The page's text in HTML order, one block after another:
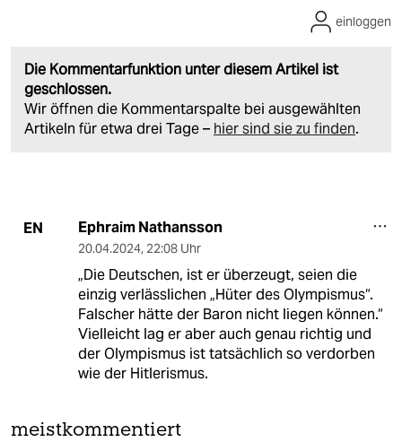
Die Kommentarfunktion unter diesem Artikel ist
geschlossen.
Wir öffnen die Kommentarspalte bei ausgewählten
Artikeln für etwa drei Tage – hier sind sie zu finden.
einloggen
EN Ephraim Nathansson
20.04.2024, 22:08 Uhr
„Die Deutschen, ist er überzeugt, seien die
einzig verlässlichen „Hüter des Olympismus“.
Falscher hätte der Baron nicht liegen können.“
Vielleicht lag er aber auch genau richtig und
der Olympismus ist tatsächlich so verdorben
wie der Hitlerismus.
meistkommentiert